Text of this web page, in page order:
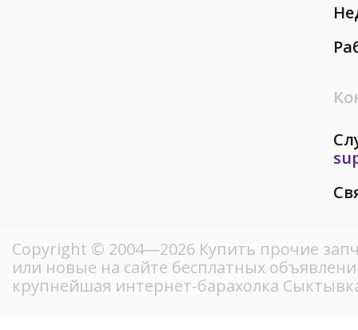
Copyright © 2004—2026 Купить прочие
или новые на сайте бесплатных
крупнейшая интернет-барахолка